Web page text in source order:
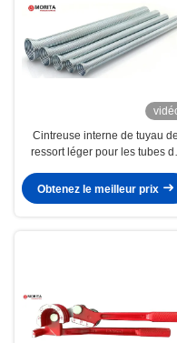
Cintreuse interne de tuyau de
ressort léger pour les tubes
5/16", 3/8", 1/2 », 5/8", 3/4"
Obtenez le meilleur prix